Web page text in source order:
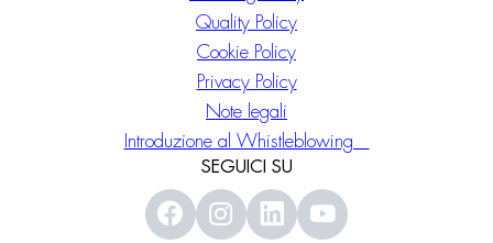
Quality Policy
Cookie Policy
Privacy Policy
Note legali
Introduzione al Whistleblowing
SEGUICI SU